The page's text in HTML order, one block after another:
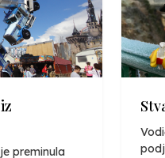
preminula